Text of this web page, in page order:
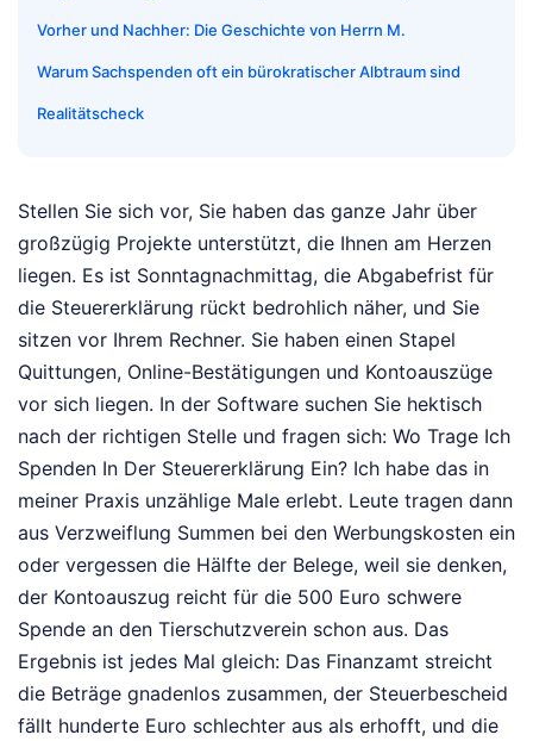
Vorher und Nachher: Die Geschichte von Herrn M.
Warum Sachspenden oft ein bürokratischer Albtraum sind
Realitätscheck
Stellen Sie sich vor, Sie haben das ganze Jahr über
großzügig Projekte unterstützt, die Ihnen am Herzen
liegen. Es ist Sonntagnachmittag, die Abgabefrist für
die Steuererklärung rückt bedrohlich näher, und Sie
sitzen vor Ihrem Rechner. Sie haben einen Stapel
Quittungen, Online-Bestätigungen und Kontoauszüge
vor sich liegen. In der Software suchen Sie hektisch
nach der richtigen Stelle und fragen sich: Wo Trage Ich
Spenden In Der Steuererklärung Ein? Ich habe das in
meiner Praxis unzählige Male erlebt. Leute tragen dann
aus Verzweiflung Summen bei den Werbungskosten ein
oder vergessen die Hälfte der Belege, weil sie denken,
der Kontoauszug reicht für die 500 Euro schwere
Spende an den Tierschutzverein schon aus. Das
Ergebnis ist jedes Mal gleich: Das Finanzamt streicht
die Beträge gnadenlos zusammen, der Steuerbescheid
fällt hunderte Euro schlechter aus als erhofft, und die